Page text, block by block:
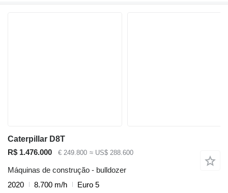
Caterpillar D8T
R$ 1.476.000
€ 249.800 ≈ US$ 288.600
Máquinas de construção - bulldozer
2020
8.700 m/h
Euro 5